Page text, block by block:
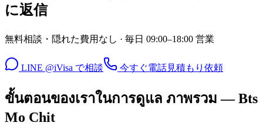
に返信
無料相談・隠れた費用なし · 毎日 09:00–18:00 営業
LINE @iVisa で相談 今すぐ電話見積もり依頼
ขั้นตอนของเราในการดูแล ภาพรวม — Bts
Mo Chit